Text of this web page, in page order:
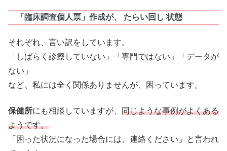
「臨床調査個人票」作成が、 たらい回し 状態
それぞれ、言い訳をしています。
「しばらく診療していない」「専門ではない」「データが
ない」
など、私には全く関係ありませんが、困っています。
保健所にも相談していますが、 同じような事例がよくある
ようです。
「困った状況になった場合には、連絡ください」と言われ